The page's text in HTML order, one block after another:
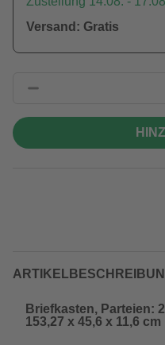
Versand: Gratis
Briefkasten, Parteien:
153,27 x 45,6 x 11,6 cm